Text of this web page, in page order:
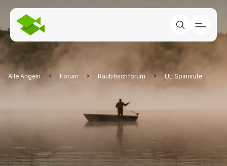
Alle Angeln Forum Raubfischforum UL Spinnrute